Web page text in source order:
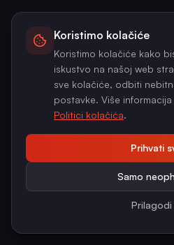
Koristimo kolačiće
Koristimo kolačiće kako
iskustvo na našoj web
sve kolačiće, odbiti
postavke. Više
Politici kolačića.
Prihvati
Samo
Prilagodi